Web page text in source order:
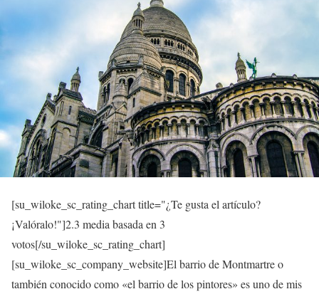
[su_wiloke_sc_rating_chart title="¿Te gusta el artículo?
¡Valóralo!"]2.3 media basada en 3
votos[/su_wiloke_sc_rating_chart]
[su_wiloke_sc_company_website]El barrio de Montmartre o
también conocido como «el barrio de los pintores» es uno de mis